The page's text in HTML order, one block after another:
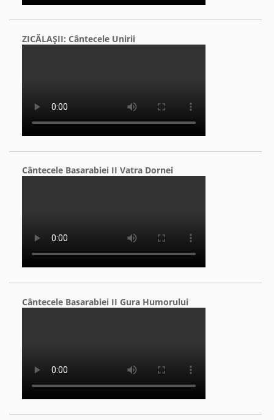
ZICĂLAŞII: Cântecele Unirii
Cântecele Basarabiei II Vatra Dornei
Cântecele Basarabiei II Gura Humorului